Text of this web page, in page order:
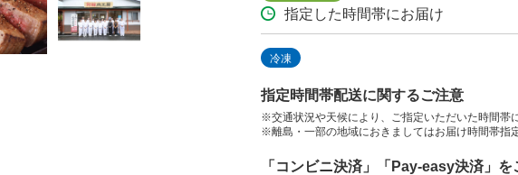
指定した時間帯にお届け
冷凍
指定時間帯配送に関するご注意
※交通状況や天候により、ご指定いただいた時間帯
※離島・一部の地域におきましてはお届け時間帯指
「コンビニ決済」「Pay-easy決済」